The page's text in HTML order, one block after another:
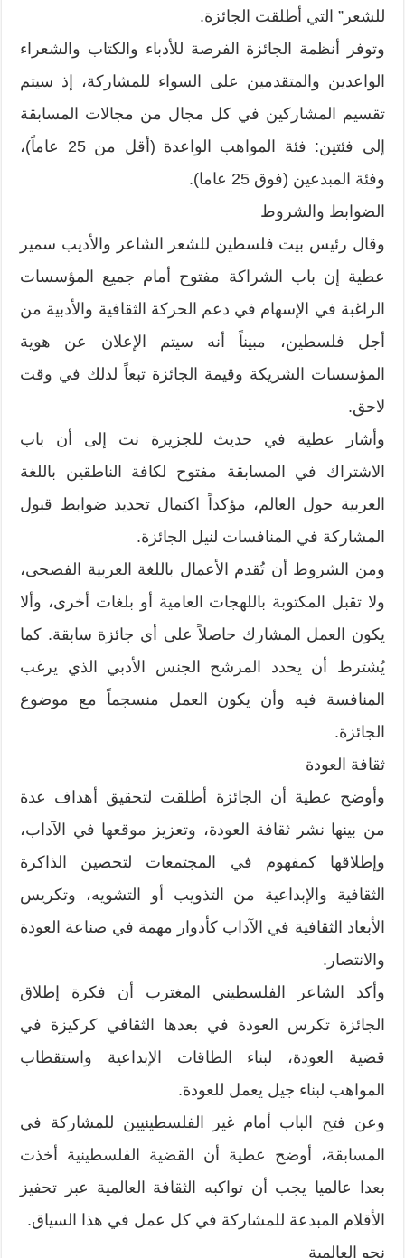
للشعر” التي أطلقت الجائزة.
وتوفر أنظمة الجائزة الفرصة للأدباء والكتاب والشعراء
الواعدين والمتقدمين على السواء للمشاركة، إذ سيتم
تقسيم المشاركين في كل مجال من مجالات المسابقة
إلى فئتين: فئة المواهب الواعدة (أقل من 25 عاماً)،
وفئة المبدعين (فوق 25 عاما).
الضوابط والشروط
وقال رئيس بيت فلسطين للشعر الشاعر والأديب سمير
عطية إن باب الشراكة مفتوح أمام جميع المؤسسات
الراغبة في الإسهام في دعم الحركة الثقافية والأدبية من
أجل فلسطين، مبيناً أنه سيتم الإعلان عن هوية
المؤسسات الشريكة وقيمة الجائزة تبعاً لذلك في وقت
لاحق.
وأشار عطية في حديث للجزيرة نت إلى أن باب
الاشتراك في المسابقة مفتوح لكافة الناطقين باللغة
العربية حول العالم، مؤكداً اكتمال تحديد ضوابط قبول
المشاركة في المنافسات لنيل الجائزة.
ومن الشروط أن تُقدم الأعمال باللغة العربية الفصحى،
ولا تقبل المكتوبة باللهجات العامية أو بلغات أخرى، وألا
يكون العمل المشارك حاصلاً على أي جائزة سابقة. كما
يُشترط أن يحدد المرشح الجنس الأدبي الذي يرغب
المنافسة فيه وأن يكون العمل منسجماً مع موضوع
الجائزة.
ثقافة العودة
وأوضح عطية أن الجائزة أطلقت لتحقيق أهداف عدة
من بينها نشر ثقافة العودة، وتعزيز موقعها في الآداب،
وإطلاقها كمفهوم في المجتمعات لتحصين الذاكرة
الثقافية والإبداعية من التذويب أو التشويه، وتكريس
الأبعاد الثقافية في الآداب كأدوار مهمة في صناعة العودة
والانتصار.
وأكد الشاعر الفلسطيني المغترب أن فكرة إطلاق
الجائزة تكرس العودة في بعدها الثقافي كركيزة في
قضية العودة، لبناء الطاقات الإبداعية واستقطاب
المواهب لبناء جيل يعمل للعودة.
وعن فتح الباب أمام غير الفلسطينيين للمشاركة في
المسابقة، أوضح عطية أن القضية الفلسطينية أخذت
بعدا عالميا يجب أن تواكبه الثقافة العالمية عبر تحفيز
الأقلام المبدعة للمشاركة في كل عمل في هذا السياق.
نحو العالمية